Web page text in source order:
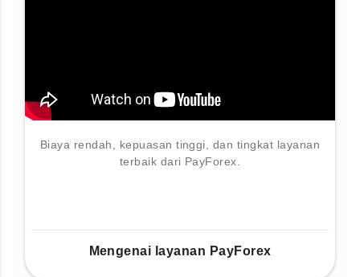
Biaya rendah, kepuasan tinggi, dan tingkat layanan
terbaik dari PayForex.
Mengenai layanan PayForex